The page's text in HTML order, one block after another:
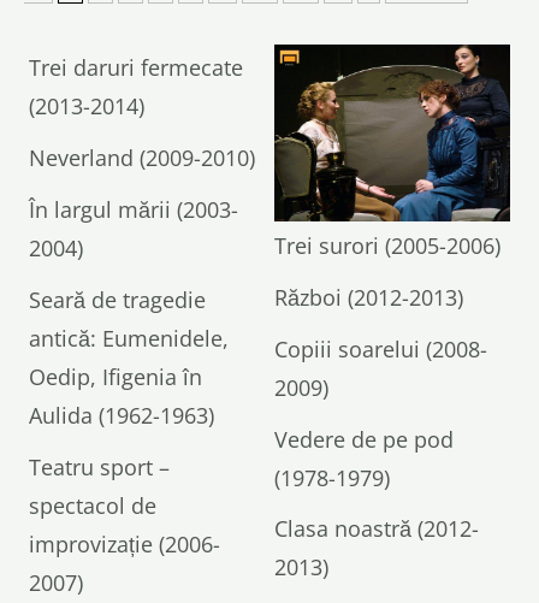
Trei daruri fermecate
(2013-2014)
Trei surori (2005-2006)
Neverland (2009-2010)
În largul mării (2003-
2004)
Război (2012-2013)
Seară de tragedie
antică: Eumenidele,
Oedip, Ifigenia în
Aulida (1962-1963)
Copiii soarelui (2008-
2009)
Vedere de pe pod
(1978-1979)
Teatru sport –
spectacol de
improvizație (2006-
2007)
Clasa noastră (2012-
2013)